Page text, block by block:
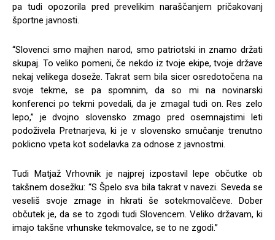
pa tudi opozorila pred prevelikim naraščanjem pričakovanj
športne javnosti.
“Slovenci smo majhen narod, smo patriotski in znamo držati
skupaj. To veliko pomeni, če nekdo iz tvoje ekipe, tvoje države
nekaj velikega doseže. Takrat sem bila sicer osredotočena na
svoje tekme, se pa spomnim, da so mi na novinarski
konferenci po tekmi povedali, da je zmagal tudi on. Res zelo
lepo,” je dvojno slovensko zmago pred osemnajstimi leti
podoživela Pretnarjeva, ki je v slovensko smučanje trenutno
poklicno vpeta kot sodelavka za odnose z javnostmi.
Tudi Matjaž Vrhovnik je najprej izpostavil lepe občutke ob
takšnem dosežku: “S Špelo sva bila takrat v navezi. Seveda se
veseliš svoje zmage in hkrati še sotekmovalčeve. Dober
občutek je, da se to zgodi tudi Slovencem. Veliko državam, ki
imajo takšne vrhunske tekmovalce, se to ne zgodi.”